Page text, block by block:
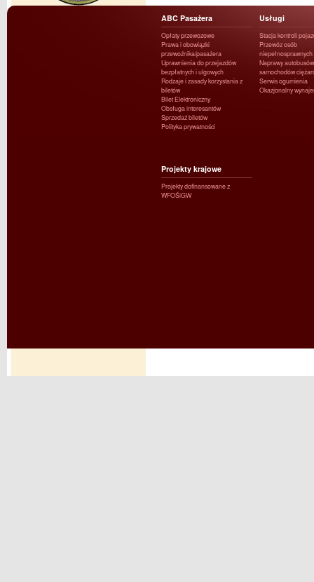
ABC Pasażera
Opłaty przewozowe
Prawa i obowiązki
przewoźnika/pasażera
Uprawnienia do przejazdów
bezpłatnych i ulgowych
Rodzaje i zasady korzystania z
biletów
Bilet Elektroniczny
Obsługa interesantów
Sprzedaż biletów
Polityka prywatności
Usługi
Stacja kontroli
Przewóz osób
niepełnosprawnych
Naprawy
samochodów
Serwis ogumienia
Okazjonalny
Projekty krajowe
Projekty dofinansowane z
WFOŚiGW